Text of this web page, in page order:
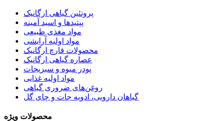
پروتئین گیاهی ارگانیک
پپتیدها و اسید آمینه
مواد مغذی طبیعی
مواد اولیه آرایشی
محصولات قارچ ارگانیک
عصاره گیاهی ارگانیک
پودر میوه و سبزیجات
مواد اولیه غذایی
روغن‌های ضروری گیاهی
گیاهان دارویی، ادویه جات و چای گل
محصولات ویژه